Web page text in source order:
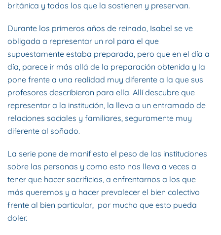
británica y todos los que la sostienen y preservan.
Durante los primeros años de reinado, Isabel se ve
obligada a representar un rol para el que
supuestamente estaba preparada, pero que en el día a
día, parece ir más allá de la preparación obtenida y la
pone frente a una realidad muy diferente a la que sus
profesores describieron para ella. Allí descubre que
representar a la institución, la lleva a un entramado de
relaciones sociales y familiares, seguramente muy
diferente al soñado.
La serie pone de manifiesto el peso de las instituciones
sobre las personas y como esto nos lleva a veces a
tener que hacer sacrificios, a enfrentarnos a los que
más queremos y a hacer prevalecer el bien colectivo
frente al bien particular, por mucho que esto pueda
doler.